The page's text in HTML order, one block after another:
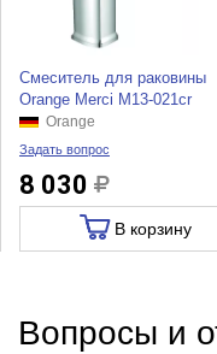
Cмеситель для раковины
Orange Merci M13-021cr
Orange
Задать вопрос
8 030
В корзину
Вопросы и